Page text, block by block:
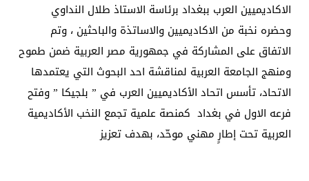
الاكاديميين العرب ببغداد برئاسة الاستاذ طلال النداوي
وحضره نخبة من الاكاديميين والاساتذة والباحثين ، وتم
الاتفاق على المشاركة في جمهورية مصر العربية ضمن طموح
ومنهج الجامعة العربية لمناقشة احد البحوث التي يعتمدها
الاتحاد، تأسس اتحاد الأكاديميين العرب في ” بلجيكا ” وفتح
فرعه الاول في بغداد كمنصة علمية تجمع النخب الأكاديمية
العربية تحت إطارٍ مهني موحّد، بهدف تعزيز